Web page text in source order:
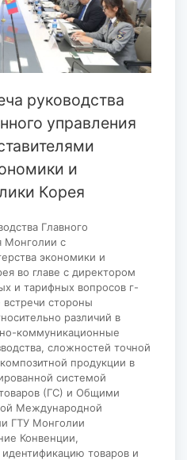
руководства
управления
и
Корея
Главного
Монголии с
экономики и
во главе с директором
и тарифных вопросов г-
стороны
различий в
коммуникационные
сложностей точной
продукции в
системой
(ГС) и Общими
Международной
ГТУ Монголии
Конвенции,
товаров и